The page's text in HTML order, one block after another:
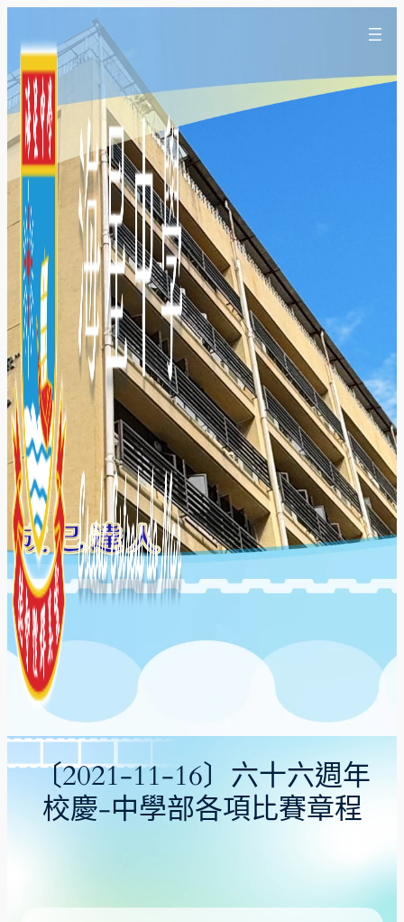
〔2021-11-16〕六十六週年
校慶-中學部各項比賽章程